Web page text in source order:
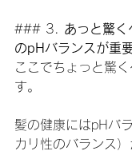
### 3. あっと驚く
のpHバランスが重
ここでちょっと驚
す。
髪の健康にはpHバ
カリ性のバランス）